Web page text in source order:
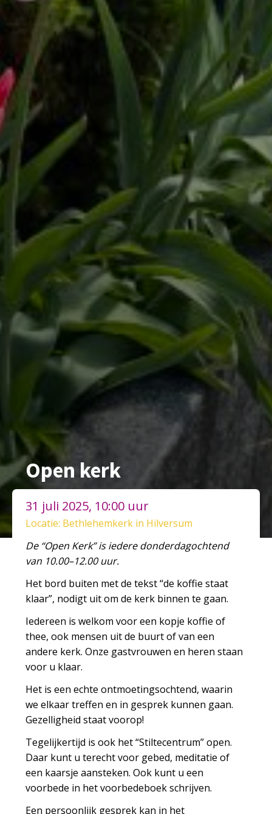
Open kerk
31 juli 2025, 10:00 uur
Locatie: Bethlehemkerk in Hilversum
De “Open Kerk” is iedere donderdagochtend
van 10.00–12.00 uur.
Het bord buiten met de tekst “de koffie staat
klaar”, nodigt uit om de kerk binnen te gaan.
Iedereen is welkom voor een kopje koffie of
thee, ook mensen uit de buurt of van een
andere kerk. Onze gastvrouwen en heren staan
voor u klaar.
Het is een echte ontmoetingsochtend, waarin
we elkaar treffen en in gesprek kunnen gaan.
Gezelligheid staat voorop!
Tegelijkertijd is ook het “Stiltecentrum”open.
Daar kunt u terecht voor gebed, meditatie of
een kaarsje aansteken. Ook kunt u een
voorbede in het voorbedeboek schrijven.
Een persoonlijk gesprek kan in het